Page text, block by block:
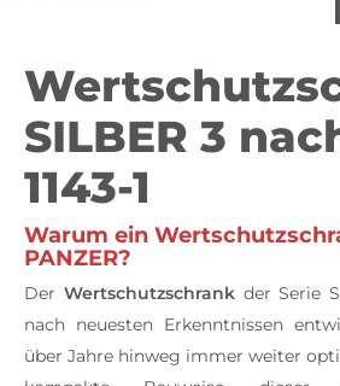
SILBER 3
1143-1
Warum ein
PANZER?
Der Wertschutzschrankder Serie
nach neuesten Erkenntnissen
über Jahre hinweg immer weiter